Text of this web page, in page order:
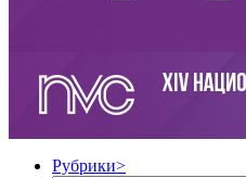
Рубрики>